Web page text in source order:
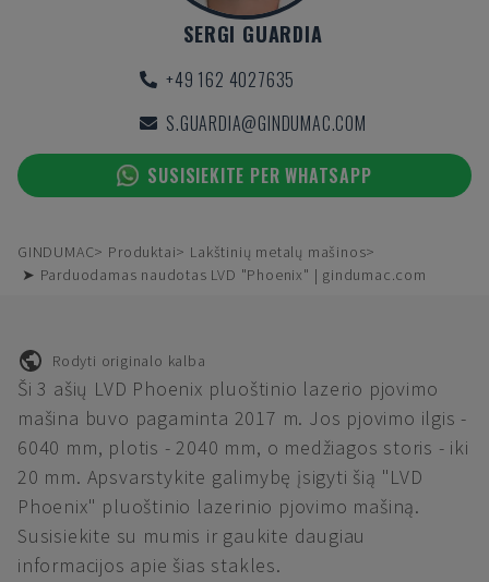
SERGI GUARDIA
+49 162 4027635
S.GUARDIA@GINDUMAC.COM
SUSISIEKITE PER WHATSAPP
GINDUMAC Produktai
Lakštinių metalų mašinos
➤ Parduodamas naudotas LVD "Phoenix" | gindumac.com
Rodyti originalo kalba
Ši 3 ašių LVD Phoenix pluoštinio lazerio pjovimo
mašina buvo pagaminta 2017 m. Jos pjovimo ilgis -
6040 mm, plotis - 2040 mm, o medžiagos storis - iki
20 mm. Apsvarstykite galimybę įsigyti šią "LVD
Phoenix" pluoštinio lazerinio pjovimo mašiną.
Susisiekite su mumis ir gaukite daugiau
informacijos apie šias stakles.